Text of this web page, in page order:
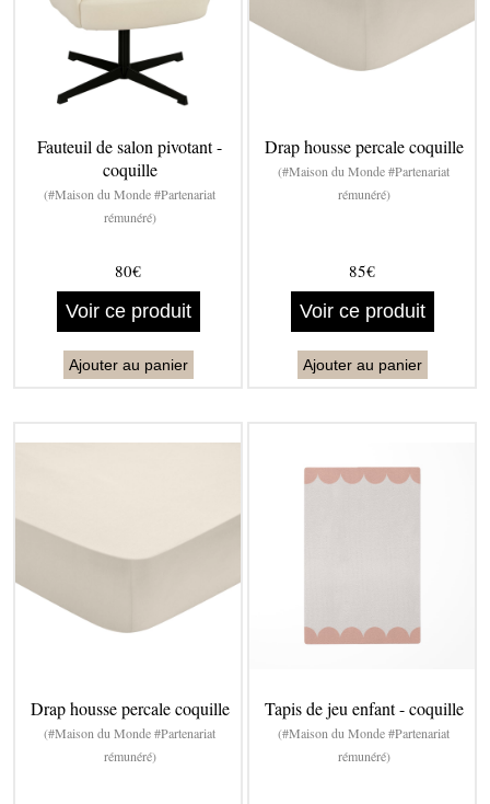
Fauteuil de salon pivotant -
coquille
(#Maison du Monde #Partenariat
rémunéré)
80€
Voir ce produit
Ajouter au panier
Drap housse percale coquille
(#Maison du Monde #Partenariat
rémunéré)
85€
Voir ce produit
Ajouter au panier
Drap housse percale coquille
(#Maison du Monde #Partenariat
rémunéré)
Tapis de jeu enfant - coquille
(#Maison du Monde #Partenariat
rémunéré)